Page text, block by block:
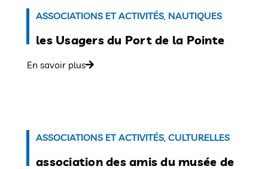
ASSOCIATIONS ET ACTIVITÉS NAUTIQUES
les Usagers du Port de la Pointe
En savoir plus
ASSOCIATIONS ET ACTIVITÉS CULTURELLES
association des amis du musée de